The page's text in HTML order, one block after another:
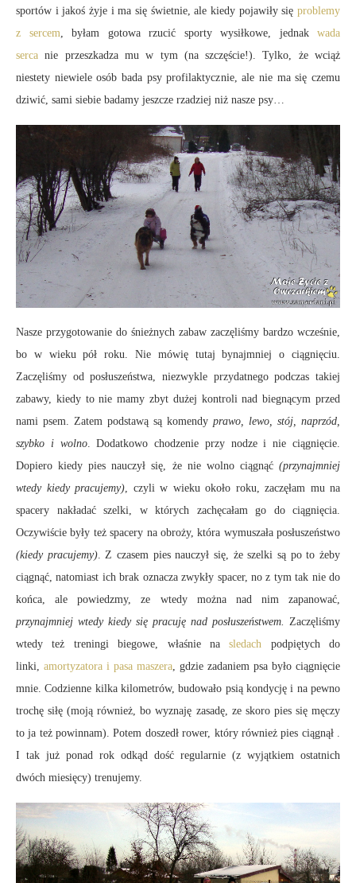
sportów i jakoś żyje i ma się świetnie, ale kiedy pojawiły się problemy
z sercem, byłam gotowa rzucić sporty wysiłkowe, jednak wada
serca nie przeszkadza mu w tym (na szczęście!). Tylko, że wciąż
niestety niewiele osób bada psy profilaktycznie, ale nie ma się czemu
dziwić, sami siebie badamy jeszcze rzadziej niż nasze psy…
Nasze przygotowanie do śnieżnych zabaw zaczęliśmy bardzo wcześnie,
bo w wieku pół roku. Nie mówię tutaj bynajmniej o ciągnięciu.
Zaczęliśmy od posłuszeństwa, niezwykle przydatnego podczas takiej
zabawy, kiedy to nie mamy zbyt dużej kontroli nad biegnącym przed
nami psem. Zatem podstawą są komendy prawo, lewo, stój, naprzód,
szybko i wolno. Dodatkowo chodzenie przy nodze i nie ciągnięcie.
Dopiero kiedy pies nauczył się, że nie wolno ciągnąć (przynajmniej
wtedy kiedy pracujemy) , czyli w wieku około roku, zaczęłam mu na
spacery nakładać szelki, w których zachęcałam go do ciągnięcia.
Oczywiście były też spacery na obroży, która wymuszała posłuszeństwo
(kiedy pracujemy). Z czasem pies nauczył się, że szelki są po to żeby
ciągnąć, natomiast ich brak oznacza zwykły spacer, no z tym tak nie do
końca, ale powiedzmy, ze wtedy można nad nim zapanować,
przynajmniej wtedy kiedy się pracuję nad posłuszeństwem.
Zaczęliśmy
wtedy też treningi biegowe, właśnie nasledach podpiętych do
linki, amortyzatora i pasa maszera , gdzie zadaniem psa było ciągnięcie
mnie. Codzienne kilka kilometrów, budowało psią kondycję i na pewno
trochę siłę (moją również, bo wyznaję zasadę, ze skoro pies się męczy
to ja też powinnam). Potem doszedł rower, który również pies ciągnął .
I tak już ponad rok odkąd dość regularnie (z wyjątkiem ostatnich
dwóch miesięcy) trenujemy.